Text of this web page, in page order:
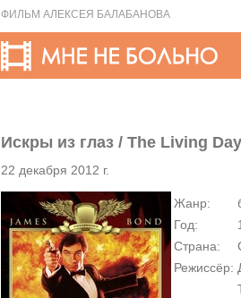
ФИЛЬМ АЛЕКСЕЯ БАЛАБАНОВА
Искры из глаз / The Living
22 декабря 2012 г.
Жанр:
Год:
Страна:
Режиссёр: